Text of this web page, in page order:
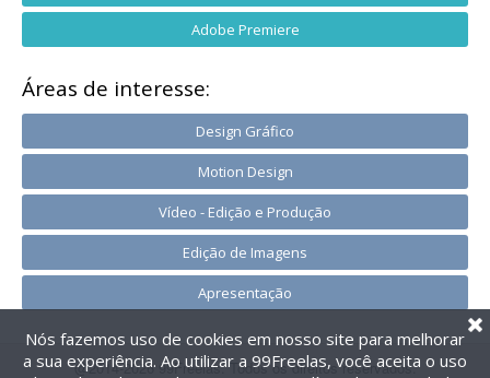
Adobe Premiere
Áreas de interesse:
Design Gráfico
Motion Design
Vídeo - Edição e Produção
Edição de Imagens
Apresentação
@2014-2026 99Freelas. Todos os direitos reservados.
Nós fazemos uso de cookies em nosso site para melhorar
a sua experiência. Ao utilizar a 99Freelas, você aceita o uso